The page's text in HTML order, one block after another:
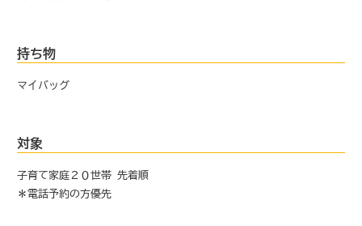
持ち物
マイバッグ
対象
子育て家庭２０世帯 先着順
＊電話予約の方優先